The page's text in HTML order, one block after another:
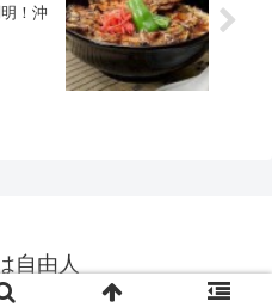
！沖
自由人
さまは自由人.